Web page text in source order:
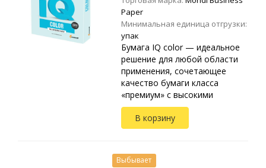
Paper
Минимальная единица отгрузки:
упак
Бумага IQ color — идеальное
решение для любой области
применения, сочетающее
качество бумаги класса
«премиум» с высокими
эстетическими требованиями.
IQ color предлагает
впечатляющую однородность
В корзину
Выбывает